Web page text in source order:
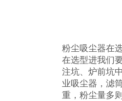
粉尘吸尘器在
在选型进我们
注坑、炉前坑
业吸尘器，滤
重，粉尘量多